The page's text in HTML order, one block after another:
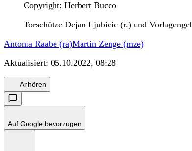
Copyright: Herbert Bucco
Torschütze Dejan Ljubicic (r.) und
Antonia Raabe (ra)Martin Zenge (mze)
Aktualisiert: 05.10.2022, 08:28
Anhören
Auf Google bevorzugen